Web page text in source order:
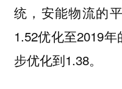
统，安能物流的
1.52优化至2019
步优化到1.38。